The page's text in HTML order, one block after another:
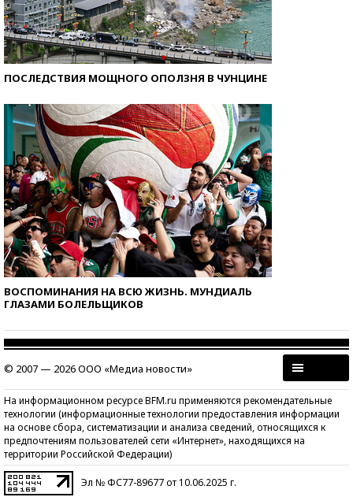
ПОСЛЕДСТВИЯ МОЩНОГО ОПОЛЗНЯ В ЧУНЦИНЕ
ВОСПОМИНАНИЯ НА ВСЮ ЖИЗНЬ. МУНДИАЛЬ
ГЛАЗАМИ БОЛЕЛЬЩИКОВ
© 2007 — 2026 ООО «Медиа новости»
На информационном ресурсе BFM.ru применяются рекомендательные
технологии (информационные технологии предоставления информации
на основе сбора, систематизации и анализа сведений, относящихся к
предпочтениям пользователей сети «Интернет», находящихся на
территории Российской Федерации)
Эл № ФС77-89677 от 10.06.2025 г.